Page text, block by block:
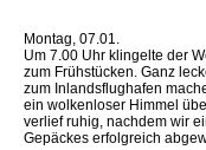
Montag, 07.01.
Um 7.00 Uhr klingelte der
zum Frühstücken. Ganz
zum Inlandsflughafen
ein wolkenloser Himmel
verlief ruhig, nachdem wir
Gepäckes erfolgreich